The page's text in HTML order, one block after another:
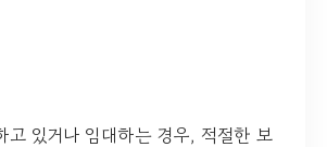
있거나 임대하는 경우, 적절한 보